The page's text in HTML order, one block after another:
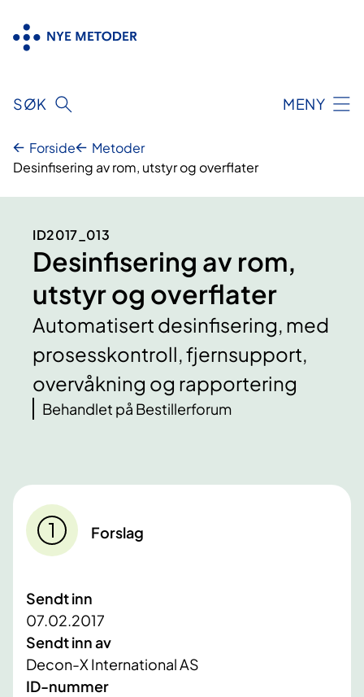
innhold
SØK MENY
Forside
Metoder
Desinfisering av rom, utstyr og overflater
ID2017_013
Desinfisering av rom,
utstyr og overflater
Automatisert desinfisering, med
prosesskontroll, fjernsupport,
overvåkning og rapportering
Behandlet på Bestillerforum
Forslag
Sendt inn
07.02.2017
Sendt inn av
Decon-X International AS
ID-nummer